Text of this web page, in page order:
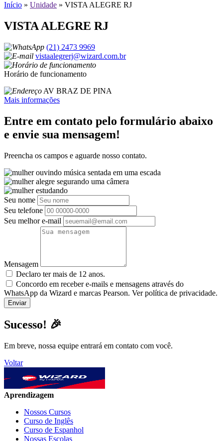
Início » Unidade » VISTA ALEGRE RJ
VISTA ALEGRE RJ
(21) 2473 9969
vistaalegrerj@wizard.com.br
Horário de funcionamento
AV BRAZ DE PINA
Mais informações
Entre em contato pelo formulário abaixo
e envie sua mensagem!
Preencha os campos e aguarde nosso contato.
Seu nome
Seu telefone
Seu melhor e-mail
Mensagem
Declaro ter mais de 12 anos.
Concordo em receber e-mails e mensagens através do
WhatsApp da Wizard e marcas Pearson. Ver política de privacidade.
Sucesso! 🎉
Em breve, nossa equipe entrará em contato com você.
Voltar
Aprendizagem
Nossos Cursos
Curso de Inglês
Curso de Espanhol
Nossas Escolas